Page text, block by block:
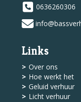
0636260306
Links
Over ons
Hoe werkt het
Geluid verhuur
Licht verhuur